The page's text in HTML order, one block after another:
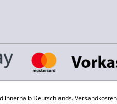
innerhalb Deutschlands.Versandkosten